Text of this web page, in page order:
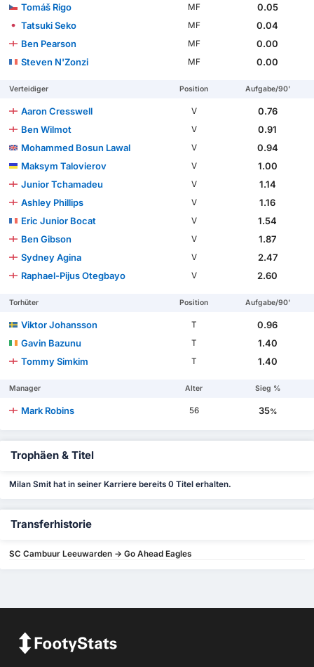
Tomáš Rigo
MF
0.05
Tatsuki Seko
MF
0.04
Ben Pearson
MF
0.00
Steven N'Zonzi
MF 0.00
Verteidiger Position Aufgabe/90'
Aaron Cresswell V
0.76
Ben Wilmot
V
0.91
Mohammed Bosun Lawal
V
0.94
Maksym Talovierov
V
1.00
Junior Tchamadeu
V
1.14
Ashley Phillips
V
1.16
Eric Junior Bocat
V
1.54
Ben Gibson
V
1.87
Sydney Agina
V
2.47
Raphael-Pijus Otegbayo
V 2.60
Torhüter Position Aufgabe/90'
Viktor Johansson T
0.96
Gavin Bazunu
T
1.40
Tommy Simkim
T 1.40
Manager Alter Sieg %
Mark Robins 56 35%
Trophäen & Titel
Milan Smit hat in seiner Karriere bereits 0 Titel erhalten.
Transferhistorie
SC Cambuur Leeuwarden -> Go Ahead Eagles